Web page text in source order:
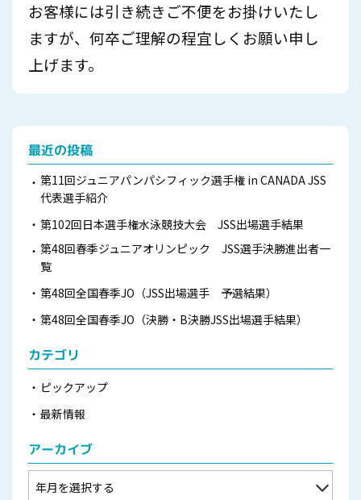
お客様には引き続きご不便をお掛けいたし
ますが、何卒ご理解の程宜しくお願い申し
上げます。
最近の投稿
第11回ジュニアパンパシフィック選手権 in CANADA JSS
代表選手紹介
第102回日本選手権水泳競技大会 JSS出場選手結果
第48回春季ジュニアオリンピック JSS選手決勝進出者一
覧
第48回全国春季JO（JSS出場選手 予選結果）
第48回全国春季JO（決勝・B決勝JSS出場選手結果）
カテゴリ
ピックアップ
最新情報
アーカイブ